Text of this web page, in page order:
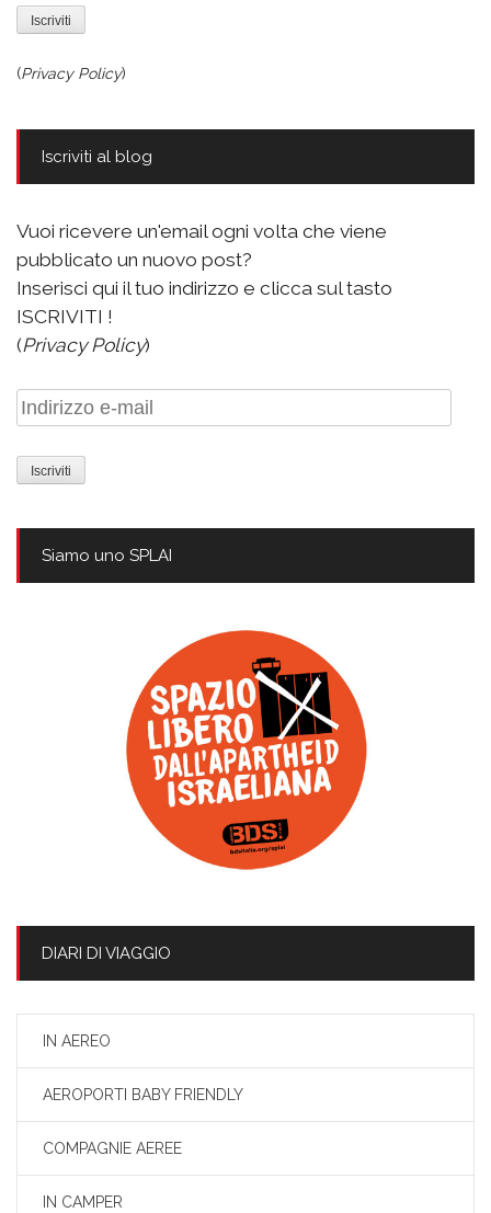
(Privacy Policy)
Iscriviti al blog
Vuoi ricevere un'email ogni volta che viene
pubblicato un nuovo post?
Inserisci qui il tuo indirizzo e clicca sul tasto
ISCRIVITI !
(Privacy Policy)
Indirizzo
e-
mail
Siamo uno SPLAI
DIARI DI VIAGGIO
IN AEREO
AEROPORTI BABY FRIENDLY
COMPAGNIE AEREE
IN CAMPER